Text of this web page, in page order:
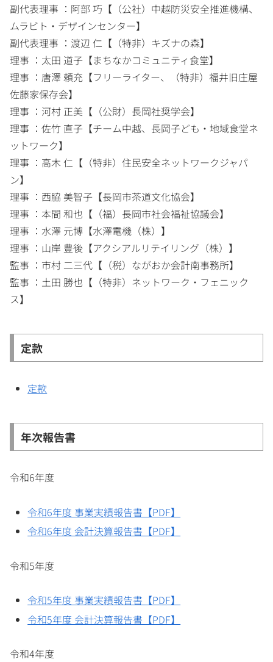
副代表理事 ：阿部 巧【（公社）中越防災安全推進機構、
ムラビト・デザインセンター】
副代表理事 ：渡辺 仁【（特非）キズナの森】
理事 ：太田 道子【まちなかコミュニティ食堂】
理事 ：唐澤 頼充【フリーライター、（特非）福井旧庄屋
佐藤家保存会】
理事 ：河村 正美【（公財）長岡社奨学会】
理事 ：佐竹 直子【チーム中越、長岡子ども・地域食堂ネ
ットワーク】
理事 ：高木 仁【（特非）住民安全ネットワークジャパ
ン】
理事 ：西脇 美智子【長岡市茶道文化協会】
理事 ：本間 和也【（福）長岡市社会福祉協議会】
理事 ：水澤 元博【水澤電機（株）】
理事 ：山岸 豊後【アクシアルリテイリング（株）】
監事 ：市村 二三代【（税）ながおか会計南事務所】
監事 ：土田 勝也【（特非）ネットワーク・フェニック
ス】
定款
定款
年次報告書
令和6年度
令和6年度 事業実績報告書【PDF】
令和6年度 会計決算報告書【PDF】
令和5年度
令和5年度 事業実績報告書【PDF】
令和5年度 会計決算報告書【PDF】
令和4年度